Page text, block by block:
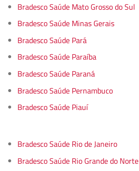
Bradesco Saúde Mato Grosso do Sul
Bradesco Saúde Minas Gerais
Bradesco Saúde Pará
Bradesco Saúde Paraíba
Bradesco Saúde Paraná
Bradesco Saúde Pernambuco
Bradesco Saúde Piauí
Bradesco Saúde Rio de Janeiro
Bradesco Saúde Rio Grande do Norte